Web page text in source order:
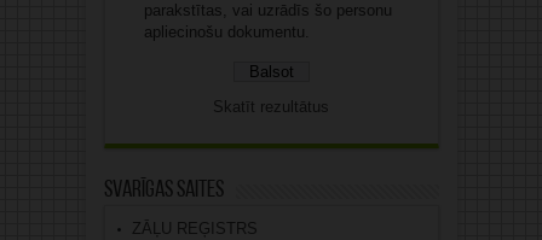
parakstītas, vai uzrādīs šo personu
apliecinošu dokumentu.
Skatīt rezultātus
Svarīgas saites
ZĀĻU REĢISTRS